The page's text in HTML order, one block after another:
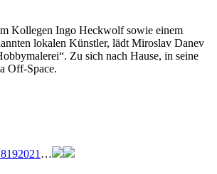
Kollegen Ingo Heckwolf sowie einem
lokalen Künstler, lädt Miroslav Danev
Zu sich nach Hause, in seine
Off-Space.
192021…